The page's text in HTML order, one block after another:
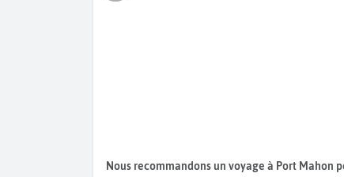
Nous recommandons un voyage à Port Mahon